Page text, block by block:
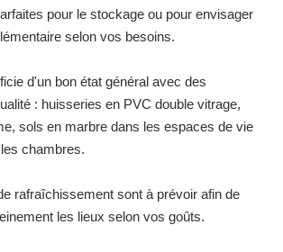
pour le stockage ou pour envisager
selon vos besoins.
d'un bon état général avec des
: huisseries en PVC double vitrage,
sols en marbre dans les espaces de vie
chambres.
rafraîchissement sont à prévoir afin de
les lieux selon vos goûts.